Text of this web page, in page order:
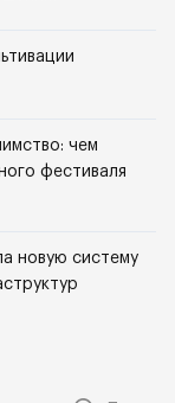
чем
фестиваля
новую систему